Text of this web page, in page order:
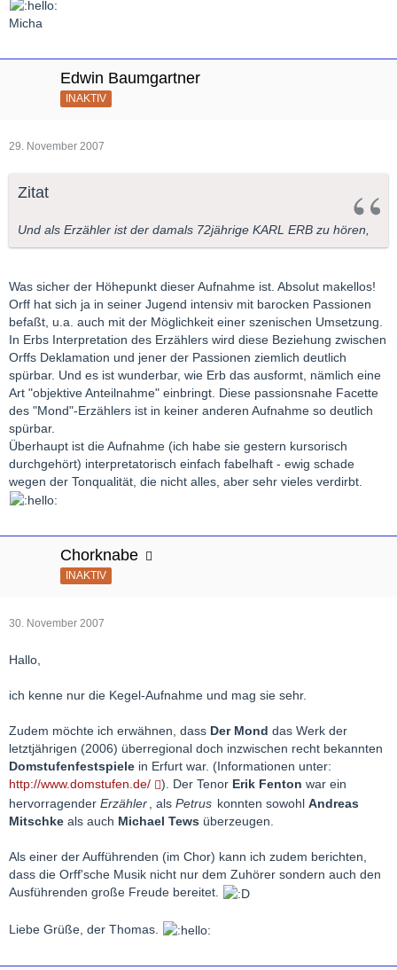
Micha
Edwin Baumgartner
INAKTIV
29. November 2007
Zitat
Und als Erzähler ist der damals 72jährige KARL ERB zu hören,
Was sicher der Höhepunkt dieser Aufnahme ist. Absolut makellos!
Orff hat sich ja in seiner Jugend intensiv mit barocken Passionen
befaßt, u.a. auch mit der Möglichkeit einer szenischen Umsetzung.
In Erbs Interpretation des Erzählers wird diese Beziehung zwischen
Orffs Deklamation und jener der Passionen ziemlich deutlich
spürbar. Und es ist wunderbar, wie Erb das ausformt, nämlich eine
Art "objektive Anteilnahme" einbringt. Diese passionsnahe Facette
des "Mond"-Erzählers ist in keiner anderen Aufnahme so deutlich
spürbar.
Überhaupt ist die Aufnahme (ich habe sie gestern kursorisch
durchgehört) interpretatorisch einfach fabelhaft - ewig schade
wegen der Tonqualität, die nicht alles, aber sehr vieles verdirbt.
Chorknabe
INAKTIV
30. November 2007
Hallo,
ich kenne nur die Kegel-Aufnahme und mag sie sehr.
Zudem möchte ich erwähnen, dass Der Mond das Werk der
letztjährigen (2006) überregional doch inzwischen recht bekannten
Domstufenfestspiele in Erfurt war. (Informationen unter:
http://www.domstufen.de/
). Der Tenor Erik Fenton war ein
hervorragender Erzähler, als Petrus konnten sowohl Andreas
Mitschke als auch Michael Tews überzeugen.
Als einer der Aufführenden (im Chor) kann ich zudem berichten,
dass die Orff'sche Musik nicht nur dem Zuhörer sondern auch den
Ausführenden große Freude bereitet.
Liebe Grüße, der Thomas.